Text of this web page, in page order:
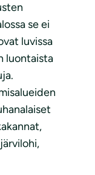
se ei
luvissa
luontaista